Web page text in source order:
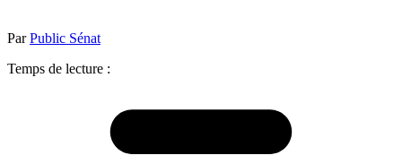
ParPublic Sénat
Temps de lecture :